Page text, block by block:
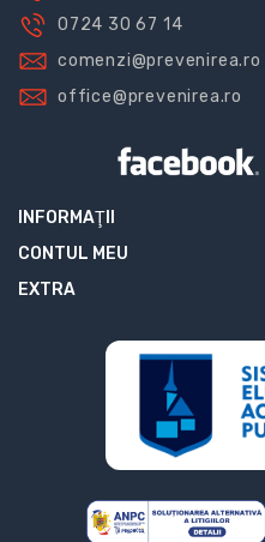
0724 30 67 14
comenzi@prevenirea.ro
office@prevenirea.ro
INFORMAŢII
CONTUL MEU
EXTRA